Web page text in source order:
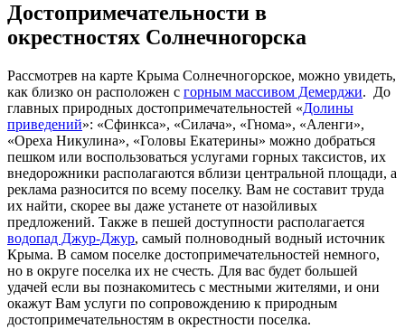
Достопримечательности в
окрестностях Солнечногорска
Рассмотрев на карте Крыма Солнечногорское, можно увидеть,
как близко он расположен с горным массивом Демерджи. До
главных природных достопримечательностей «Долины
приведений»: «Сфинкса», «Силача», «Гнома», «Аленги»,
«Ореха Никулина», «Головы Екатерины» можно добраться
пешком или воспользоваться услугами горных таксистов, их
внедорожники располагаются вблизи центральной площади, а
реклама разносится по всему поселку. Вам не составит труда
их найти, скорее вы даже устанете от назойливых
предложений. Также в пешей доступности располагается
водопад Джур-Джур, самый полноводный водный источник
Крыма. В самом поселке достопримечательностей немного,
но в округе поселка их не счесть. Для вас будет большей
удачей если вы познакомитесь с местными жителями, и они
окажут Вам услуги по сопровождению к природным
достопримечательностям в окрестности поселка.